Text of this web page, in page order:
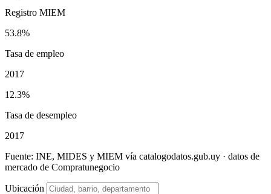
Registro MIEM
53.8%
Tasa de empleo
2017
12.3%
Tasa de desempleo
2017
Fuente: INE, MIDES y MIEM vía catalogodatos.gub.uy · datos de
mercado de Compratunegocio
Ubicación